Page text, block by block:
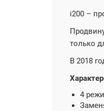
i200 –
только
В 2018
4